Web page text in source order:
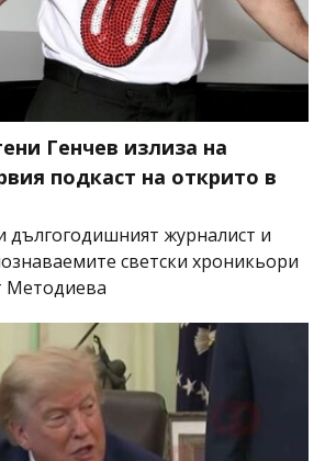
Генчев излиза на
подкаст на открито в
журналист и
светски хроникьори
Методиева